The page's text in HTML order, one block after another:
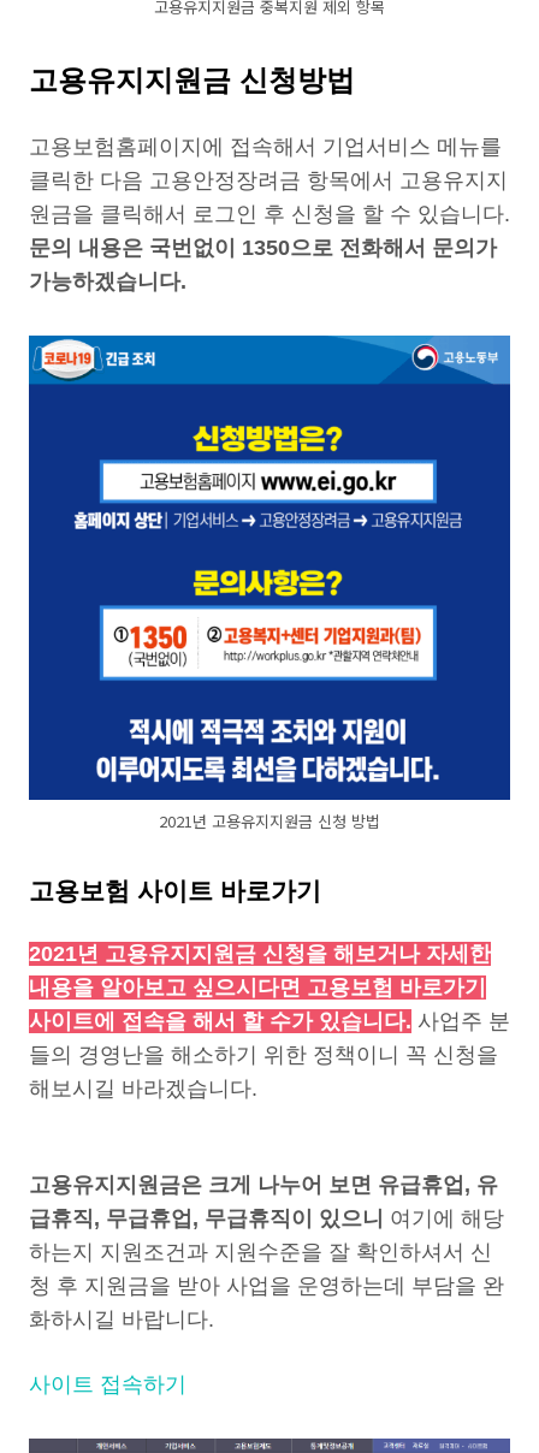
고용유지지원금 중복지원 제외 항목
고용유지지원금 신청방법
고용보험홈페이지에 접속해서 기업서비스 메뉴를
클릭한 다음 고용안정장려금 항목에서 고용유지지
원금을 클릭해서 로그인 후 신청을 할 수 있습니다.
문의 내용은 국번없이 1350으로 전화해서 문의가
가능하겠습니다.
2021년 고용유지지원금 신청 방법
고용보험 사이트 바로가기
2021년 고용유지지원금 신청을 해보거나 자세한
내용을 알아보고 싶으시다면 고용보험 바로가기
사이트에 접속을 해서 할 수가 있습니다. 사업주 분
들의 경영난을 해소하기 위한 정책이니 꼭 신청을
해보시길 바라겠습니다.
고용유지지원금은 크게 나누어 보면 유급휴업, 유
급휴직, 무급휴업, 무급휴직이 있으니 여기에 해당
하는지 지원조건과 지원수준을 잘 확인하셔서 신
청 후 지원금을 받아 사업을 운영하는데 부담을 완
화하시길 바랍니다.
사이트 접속하기